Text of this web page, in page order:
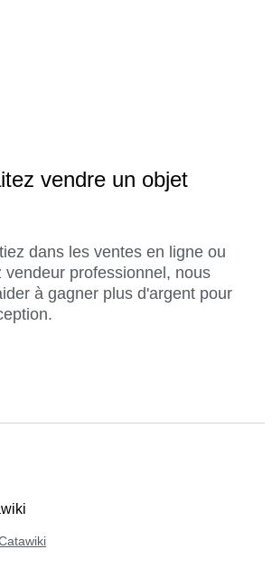
vendre un objet
dans les ventes en ligne ou
vendeur professionnel, nous
à gagner plus d'argent pour